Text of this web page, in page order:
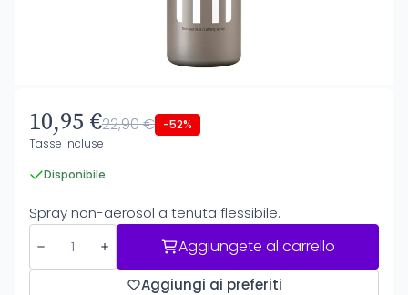
10,95 €22,90 € -52%
Tasse incluse
Disponibile
Spray non-aerosol a tenuta flessibile.
Aggiungete al carrello
Aggiungi ai preferiti